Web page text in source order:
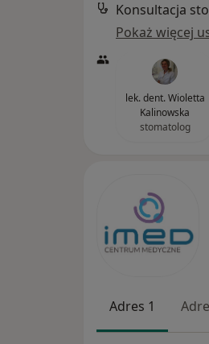
Konsultacja
Pokaż więcej
lek. dent. Wioletta
Kalinowska
stomatolog
Adres 1